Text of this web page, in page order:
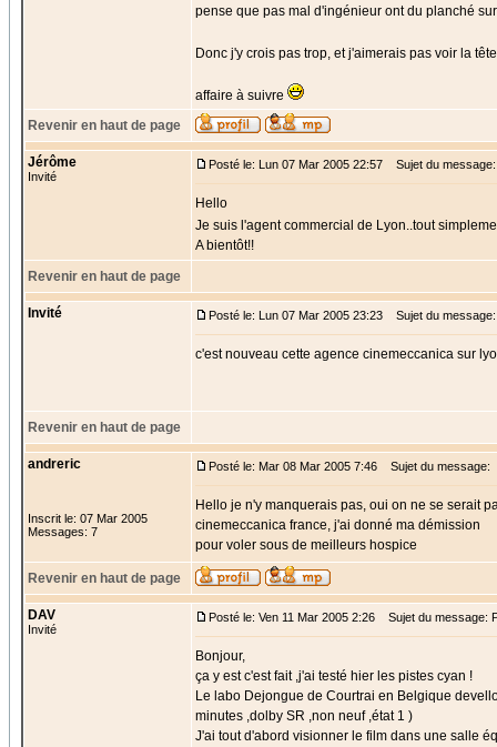
pense que pas mal d'ingénieur ont du planché
Donc j'y crois pas trop, et j'aimerais pas voir la
affaire à suivre
Revenir en haut de page
Jérôme
Invité
Posté le: Lun 07 Mar 2005 22:57 Sujet du
Hello
Je suis l'agent commercial de Lyon..tout
A bientôt!!
Revenir en haut de page
Invité Posté le: Lun 07 Mar 2005 23:23 Sujet du message:
c'est nouveau cette agence cinemeccanica sur
Revenir en haut de page
andreric
Inscrit le: 07 Mar 2005
Messages: 7
Posté le: Mar 08 Mar 2005 7:46 Sujet du message:
Hello je n'y manquerais pas, oui on ne se serait
cinemeccanica france, j'ai donné ma démission
pour voler sous de meilleurs hospice
Revenir en haut de page
DAV
Invité
Posté le: Ven 11 Mar 2005 2:26 Sujet du message:
Bonjour,
ça y est c'est fait ,j'ai testé hier les pistes cyan !
Le labo Dejongue de Courtrai en Belgique
minutes ,dolby SR ,non neuf ,état 1 )
J'ai tout d'abord visionner le film dans une salle